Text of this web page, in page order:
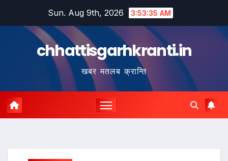
Sun. Aug 9th, 2026 3:53:36 AM
chhattisgarhkranti.in
खबर मतलब क्रान्ति